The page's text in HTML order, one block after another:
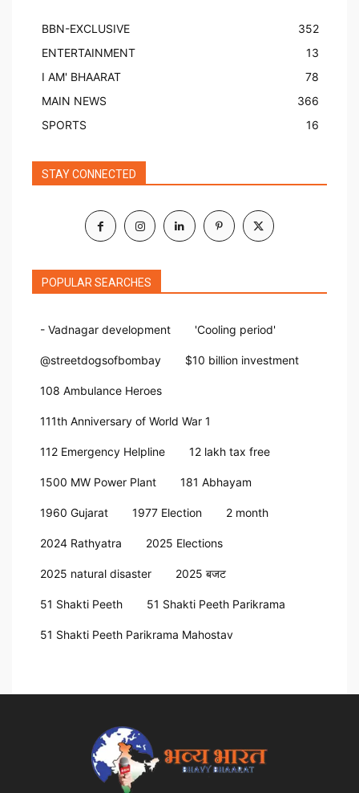
BBN-EXCLUSIVE
352
ENTERTAINMENT
13
I AM' BHAARAT
78
MAIN NEWS
366
SPORTS
16
STAY CONNECTED
POPULAR SEARCHES
- Vadnagar development 'Cooling period'
@streetdogsofbombay $10 billion investment
108 Ambulance Heroes
111th Anniversary of World War 1
112 Emergency Helpline 12 lakh tax free
1500 MW Power Plant 181 Abhayam
1960 Gujarat 1977 Election 2 month
2024 Rathyatra 2025 Elections
2025 natural disaster 2025 बजट
51 Shakti Peeth 51 Shakti Peeth Parikrama
51 Shakti Peeth Parikrama Mahostav